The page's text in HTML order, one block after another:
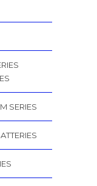
SERIES